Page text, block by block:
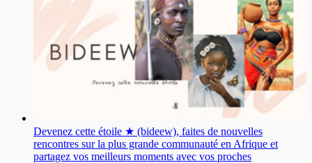
Devenez cette étoile ★ (bideew), faites de nouvelles
rencontres sur la plus grande communauté en Afrique et
partagez vos meilleurs moments avec vos proches